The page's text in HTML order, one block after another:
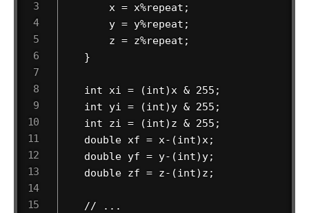
        x = x%repeat;
        y = y%repeat;
        z = z%repeat;
    }
int xi = (int)x & 255;
int yi = (int)y & 255;
int zi = (int)z & 255;
    double xf = x-(int)x;
    double yf = y-(int)y;
    double zf = z-(int)z;
    // ...